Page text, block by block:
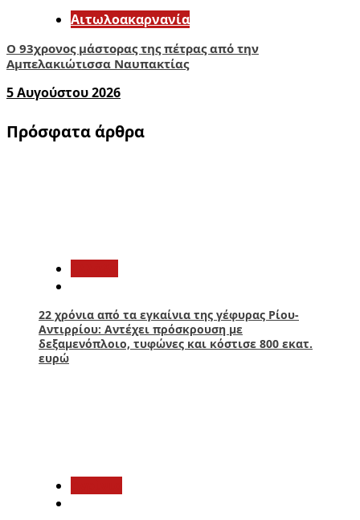
Αιτωλοακαρνανία
Ο 93χρονος μάστορας της πέτρας από την
Αμπελακιώτισσα Ναυπακτίας
5 Αυγούστου 2026
Πρόσφατα άρθρα
22 χρόνια από τα εγκαίνια της γέφυρας Ρίου-
Αντιρρίου: Αντέχει πρόσκρουση με
δεξαμενόπλοιο, τυφώνες και κόστισε 800 εκατ.
ευρώ